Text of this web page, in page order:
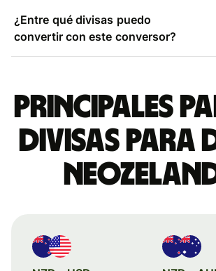
¿Entre qué divisas puedo
convertir con este conversor?
Principales
divisas